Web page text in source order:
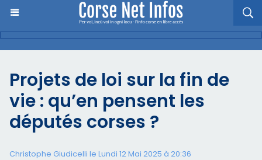
Projets de loi sur la fin de
vie : qu’en pensent les
députés corses ?
Christophe Giudicelli le Lundi 12 Mai 2025 à 20:36